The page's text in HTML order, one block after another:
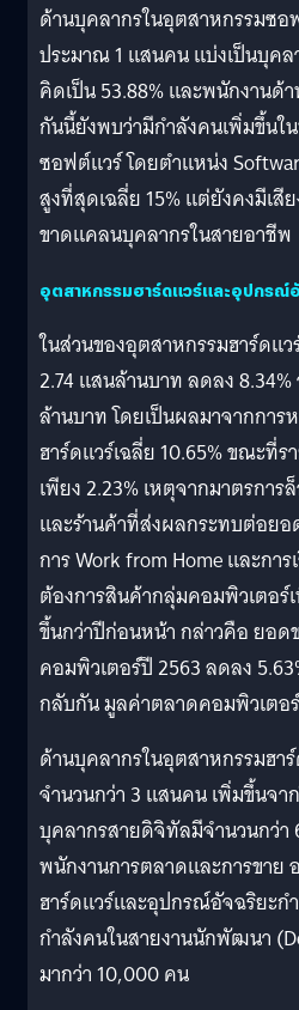
ด้านบุคลากรในอุตสาหกรรมซ
ประมาณ 1 แสนคน แบ่งเป็นบุค
คิดเป็น 53.88% และพนักงานด้
กันนี้ยังพบว่ามีกำลังคนเพิ่มขึ้นใ
ซอฟต์แวร์ โดยตำแหน่ง
สูงที่สุดเฉลี่ย 15% แต่ยังคงมีเ
ขาดแคลนบุคลากรในสายอาชีพ
อุตสาหกรรมฮาร์ดแวร์และอุปกรณ์
ในส่วนของอุตสาหกรรมฮาร์ดแ
2.74 แสนล้านบาท ลดลง
ล้านบาท โดยเป็นผลมาจากการ
ฮาร์ดแวร์เฉลี่ย 10.65% ขณะ
เพียง 2.23% เหตุจากมาตรกา
และร้านค้าที่ส่งผลกระทบต่อย
การ Work from Home และกา
ต้องการสินค้ากลุ่มคอมพิวเตอ
ขึ้นกว่าปีก่อนหน้า กล่าวคือ ยอด
คอมพิวเตอร์ปี 2563 ลดลง
กลับกัน มูลค่าตลาดคอมพิวเตอ
ด้านบุคลากรในอุตสาหกรรมฮ
จำนวนกว่า 3 แสนคน เพิ่มขึ้นจา
บุคลากรสายดิจิทัลมีจำนวนกว่า
พนักงานการตลาดและการขาย
ฮาร์ดแวร์และอุปกรณ์อัจฉริยะ
กำลังคนในสายงานนักพัฒนา
มากว่า 10,000 คน